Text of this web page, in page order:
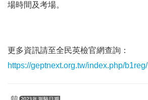
場時間及考場。
更多資訊請至全民英檢官網查詢：
https://geptnext.org.tw/index.php/b1reg/